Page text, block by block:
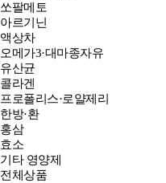
쏘팔메토
아르기닌
액상차
오메가3·대마종자유
유산균
콜라겐
프로폴리스·로얄제리
한방·환
홍삼
효소
기타 영양제
전체상품